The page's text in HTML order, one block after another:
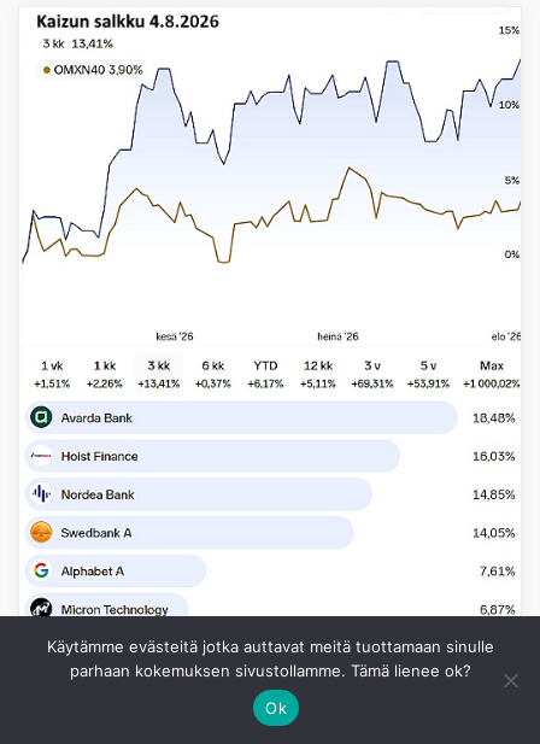
Käytämme evästeitä jotka auttavat meitä tuottamaan sinulle
parhaan kokemuksen sivustollamme. Tämä lienee ok?
Ok